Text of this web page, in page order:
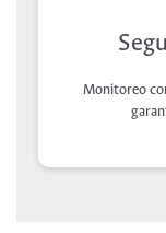
Monitoreo